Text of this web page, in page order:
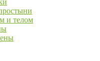
и телом